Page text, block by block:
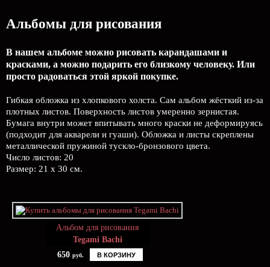
Альбомы для рисования
В нашем альбоме можно рисовать карандашами и
красками, а можно подарить его близкому человеку. Или
просто радоваться этой яркой покупке.
Гибкая обложка из хлопкового холста. Сам альбом жёсткий из-за
плотных листов. Поверхность листов умеренно зернистая.
Бумага внутри может впитывать много краски не деформируясь
(подходит для акварели и гуаши). Обложка и листы скреплены
металлической пружиной тускло-бронзового цвета.
Число листов: 20
Размер: 21 х 30 см.
Альбом для рисования
Tegami Bachi
650 руб. В КОРЗИНУ